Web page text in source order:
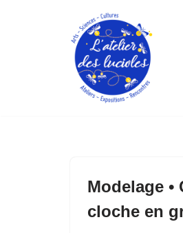
Modelage •
cloche en